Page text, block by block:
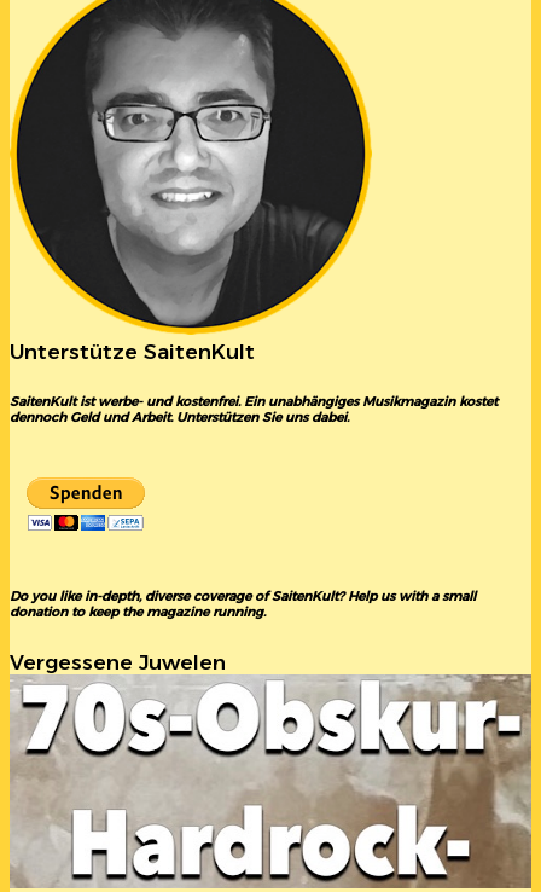
Unterstütze SaitenKult
SaitenKult ist werbe- und kostenfrei. Ein unabhängiges Musikmagazin kostet
dennoch Geld und Arbeit. Unterstützen Sie uns dabei.
Do you like in-depth, diverse coverage of SaitenKult? Help us with a small
donation to keep the magazine running.
Vergessene Juwelen